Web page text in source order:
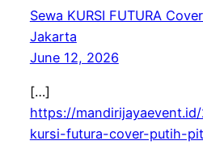
Sewa KURSI FUTURA
Jakarta
June 12, 2026
[…]
https://
kursi-futura-cover-putih-